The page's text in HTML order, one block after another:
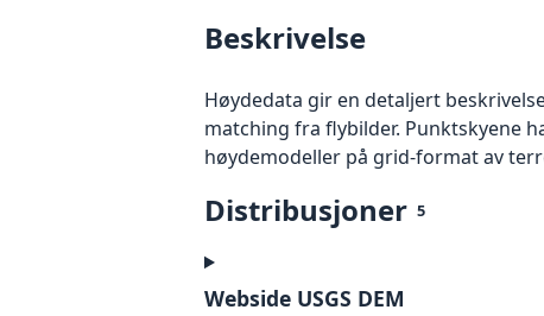
Beskrivelse
Høydedata gir en detaljert
matching fra flybilder. Punktskyene
høydemodeller på grid-format av
Distribusjoner 5
Webside USGS DEM